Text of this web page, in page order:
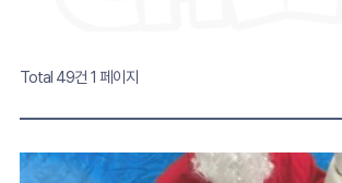
Total 49건 1 페이지